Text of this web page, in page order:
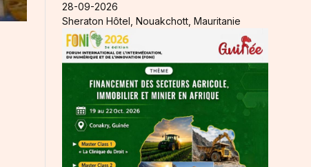
28-09-2026
Sheraton Hôtel, Nouakchott, Mauritanie